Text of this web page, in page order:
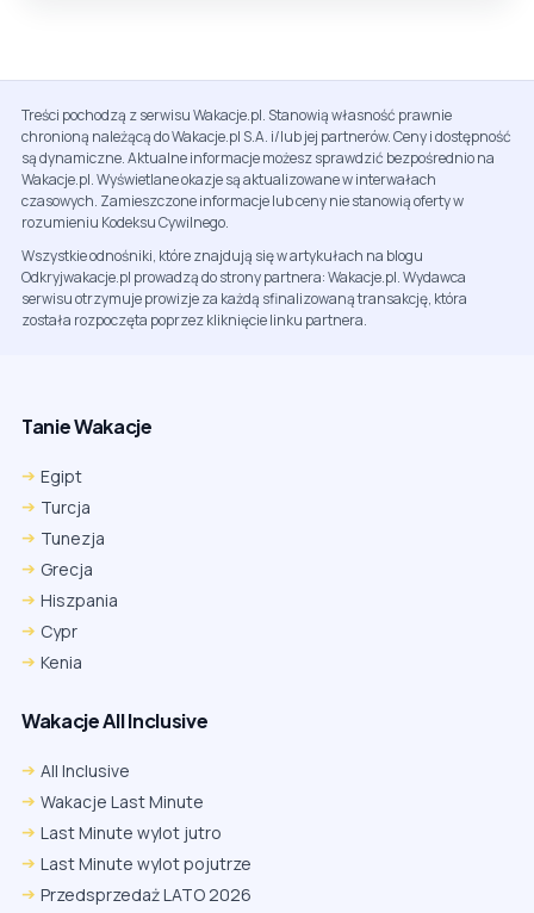
Treści pochodzą z serwisu Wakacje.pl. Stanowią własność prawnie
chronioną należącą do Wakacje.pl S.A. i/lub jej partnerów. Ceny i dostępność
są dynamiczne. Aktualne informacje możesz sprawdzić bezpośrednio na
Wakacje.pl. Wyświetlane okazje są aktualizowane w interwałach
czasowych. Zamieszczone informacje lub ceny nie stanowią oferty w
rozumieniu Kodeksu Cywilnego.
Wszystkie odnośniki, które znajdują się w artykułach na blogu
Odkryjwakacje.pl prowadzą do strony partnera: Wakacje.pl. Wydawca
serwisu otrzymuje prowizje za każdą sfinalizowaną transakcję, która
została rozpoczęta poprzez kliknięcie linku partnera.
Tanie Wakacje
Egipt
Turcja
Tunezja
Grecja
Hiszpania
Cypr
Kenia
Wakacje All Inclusive
All Inclusive
Wakacje Last Minute
Last Minute wylot jutro
Last Minute wylot pojutrze
Przedsprzedaż LATO 2026